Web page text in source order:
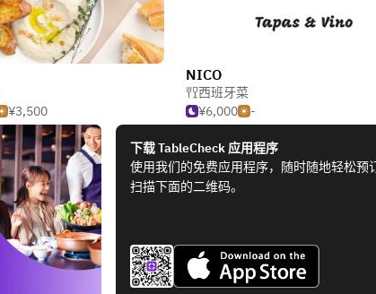
¥3,500
NICO
西班牙菜
¥6,000
-
下载 TableCheck 应用程序
使用我们的免费应用程序，随时随地轻松预
扫描下面的二维码。